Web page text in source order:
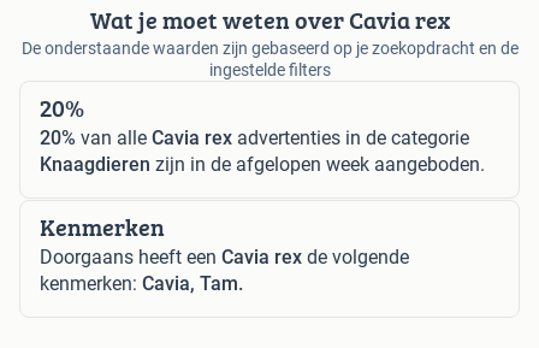
Wat je moet weten over Cavia rex
De onderstaande waarden zijn gebaseerd op je zoekopdracht en de
ingestelde filters
20%
20% van alle Cavia rex advertenties in de categorie
Knaagdieren zijn in de afgelopen week aangeboden.
Kenmerken
Doorgaans heeft een Cavia rex de volgende
kenmerken: Cavia, Tam.